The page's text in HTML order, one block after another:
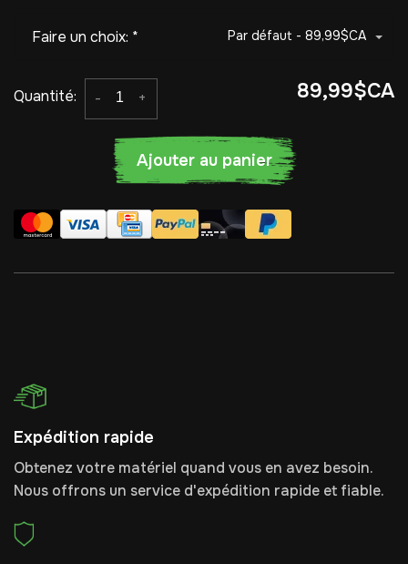
Faire un choix: * Par défaut - 89,99$CA
Quantité: +
- 89,99$CA
Ajouter au panier
Expédition rapide
Obtenez votre matériel quand vous en avez besoin.
Nous offrons un service d'expédition rapide et fiable.